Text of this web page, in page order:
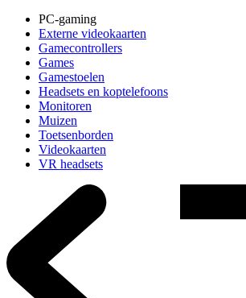
PC-gaming
Externe videokaarten
Gamecontrollers
Games
Gamestoelen
Headsets en koptelefoons
Monitoren
Muizen
Toetsenborden
Videokaarten
VR headsets